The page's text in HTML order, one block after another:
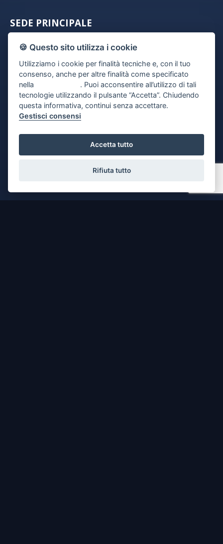
SEDE PRINCIPALE
Via Giovanni Marradi 177
57125 Livorno (LI)
Tel. 0586 800095
Cell. 340 8099213
Email:info@radecogroup.com
P.IVA: 01795900495
🍪 Questo sito utilizza i cookie
Utilizziamo i cookie per finalità tecniche e, con il tuo
consenso, anche per altre finalità come specificato
nella
. Puoi acconsentire all’utilizzo di tali
tecnologie utilizzando il pulsante “Accetta”. Chiudendo
questa informativa, continui senza accettare.
Gestisci consensi
Accetta tutto
Rifiuta tutto